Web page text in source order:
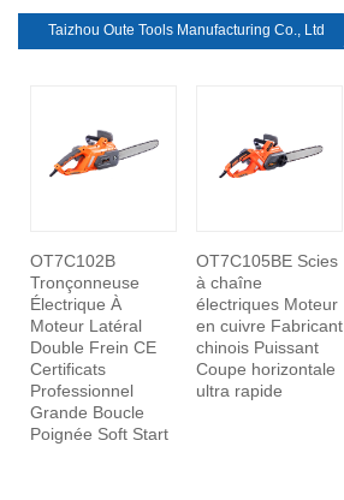
Taizhou Oute Tools Manufacturing Co., Ltd
OT7C102B
Tronçonneuse
Électrique À
Moteur Latéral
Double Frein CE
Certificats
Professionnel
Grande Boucle
Poignée Soft Start
OT7C105BE Scies
à chaîne
électriques Moteur
en cuivre Fabricant
chinois Puissant
Coupe horizontale
ultra rapide